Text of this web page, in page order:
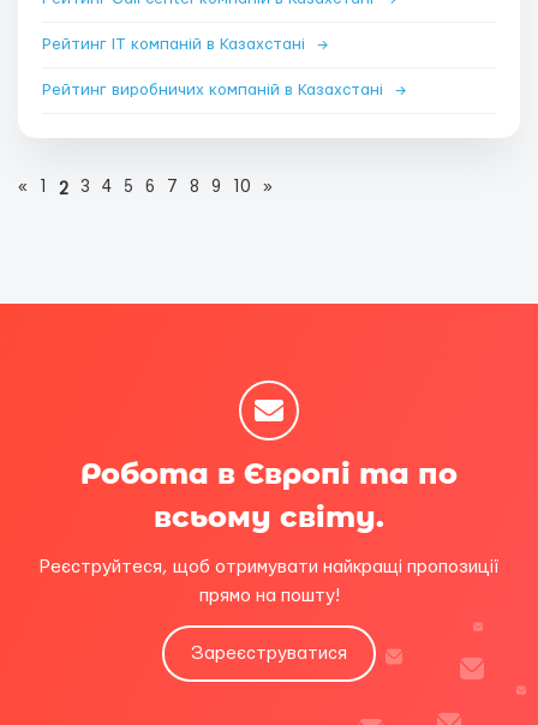
Рейтинг IT компаній в Казахстані →
Рейтинг виробничих компаній в Казахстані →
« 2 3 4 5 6 7 8 9 10 »
Робота в Європі та по
всьому світу.
Реєструйтеся, щоб отримувати найкращі пропозиції
прямо на пошту!
Зареєструватися